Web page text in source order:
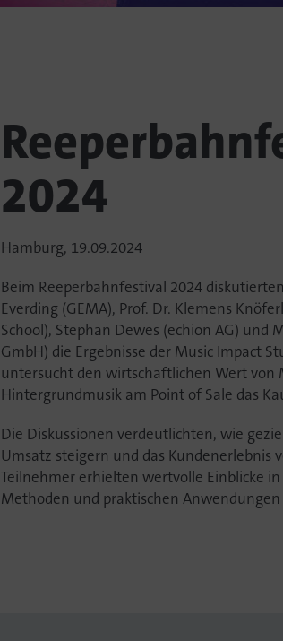
2024
Hamburg, 19.09.2024
Beim Reeperbahnfestival 2024
Everding (GEMA), Prof. Dr. Klemens
School), Stephan Dewes (echion AG) und
GmbH) die Ergebnisse der Music Impact
untersucht den wirtschaftlichen Wert von
Hintergrundmusik am Point of Sale das
Die Diskussionen verdeutlichten, wie
Umsatz steigern und das Kundenerlebnis
Teilnehmer erhielten wertvolle Einblicke
Methoden und praktischen